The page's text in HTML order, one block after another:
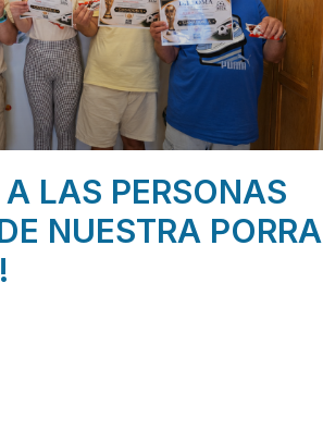
LAS PERSONAS
NUESTRA PORRA